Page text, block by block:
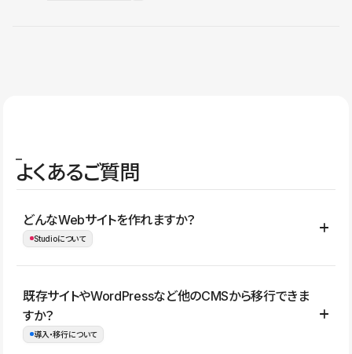
よくあるご質問
どんなWebサイトを作れますか？
Studioについて
コーポレートサイト、サービスサイト、LP、採用サイト、ブロ
グ・メディア、イベントサイト、店舗・商品紹介サイト、ポートフ
ォリオなど幅広く制作できます。
既存サイトやWordPressなど他のCMSから移行できま
すか？
導入・移行について